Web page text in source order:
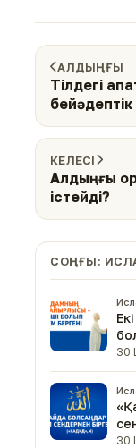
АЛДЫҢҒЫ
Тілдегі
бейәдептік
КЕЛЕСІ
Алдыңғы
істейді?
СОҢҒЫ:
30
30